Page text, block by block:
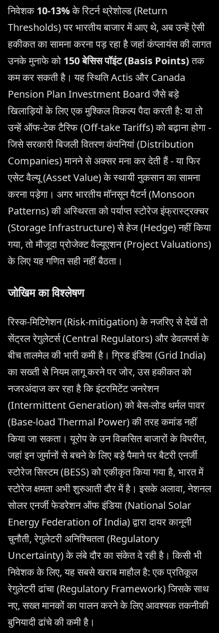
निवेशक10-13%के रिटर्न थ्रेशोल्ड (Return
Thresholds) पर भारतीय बाजार में आए थे, अब उन्हें ऐसी
हकीकत का सामना करना पड़ रहा है जहां कंप्लायंस की लागत
उनके मुनाफे को 150 बेसिस पॉइंट (Basis Points)तक
कम कर सकती है। यह स्थिति Actis और Canada
Pension Plan Investment Board जैसे बड़े
खिलाड़ियों के लिए एक मुश्किल विकल्प पैदा करती है: या तो
उन्हें ऑफ-टेक टैरिफ (Off-take Tariffs) को बढ़ाना होगा -
जिसे सरकारी बिजली वितरण कंपनियां (Distribution
Companies) मानने से अक्सर मना कर देती हैं - या फिर
एसेट वैल्यू (Asset Value) के स्थायी नुकसान का सामना
करना पड़ेगा। अगर भारतीय मॉनसून पैटर्न (Monsoon
Patterns) की अस्थिरता को पर्याप्त स्टोरेज इंफ्रास्ट्रक्चर
(Storage Infrastructure) से हेज (Hedge) नहीं किया
गया, तो मौजूदा प्रोजेक्ट वैल्यूएशन (Project Valuations)
के लिए यह गणित सही नहीं बैठता।
जोखिम का विश्लेषण
रिस्क-मिटिगेशन (Risk-mitigation) के नजरिए से देखें तो
सेंट्रल रेगुलेटर्स (Central Regulators) और डेवलपर्स के
बीच तालमेल की भारी कमी है। ग्रिड इंडिया (Grid India)
का सख्ती से नियम लागू करने पर जोर, उस हकीकत को
नजरअंदाज कर रहा है कि इंटरमिटेंट जनरेशन
(Intermittent Generation) को बेस-लोड थर्मल पावर
(Base-load Thermal Power) की तरह कमांड नहीं
किया जा सकता। यूरोप के उन विकसित बाजारों के विपरीत,
जहां इन जुर्मानों से बचने के लिए बड़े पैमाने पर बैटरी एनर्जी
स्टोरेज सिस्टम (BESS) को एकीकृत किया गया है, भारत में
स्टोरेज क्षमता अभी शुरुआती दौर में है। इसके अलावा, नेशनल
सोलर एनर्जी फेडरेशन ऑफ इंडिया (National Solar
Energy Federation of India) द्वारा दायर कानूनी
चुनौती, रेगुलेटरी अनिश्चितता (Regulatory
Uncertainty) के लंबे दौर का संकेत दे रही है। किसी भी
निवेशक के लिए, यह सबसे खराब माहौल है: एक प्रतिकूल
रेगुलेटरी ढांचा (Regulatory Framework) जिसके साथ
नए, सख्त मानकों का पालन करने के लिए आवश्यक तकनीकी
बुनियादी ढांचे की कमी है।